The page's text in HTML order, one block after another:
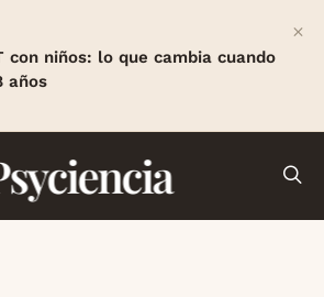
con niños: lo que cambia cuando
años
×